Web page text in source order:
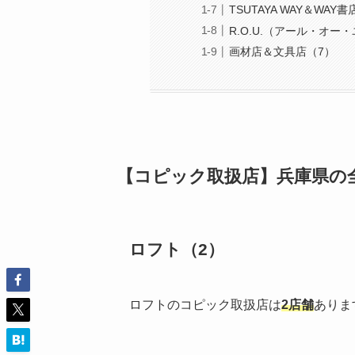
TSUTAYA WAY＆WAY書
R.O.U.（アール・オー
画材店＆文具店（7）
【コピック取扱店】兵庫県の
ロフト（2）
ロフトのコピック取扱店は2店舗ありま